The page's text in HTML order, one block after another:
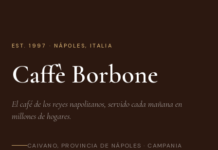
EST. 1997 · NÁPOLES, ITALIA
Caffè Borbone
El café de los reyes napolitanos, servido cada mañana en
millones de hogares.
CAIVANO, PROVINCIA DE NÁPOLES · CAMPANIA